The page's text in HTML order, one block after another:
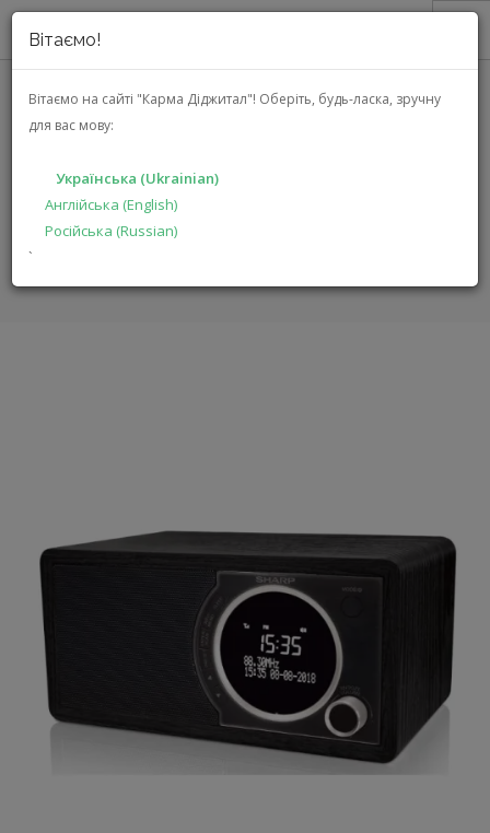
Вітаємо!
Вітаємо на сайті "Карма Діджитал"! Оберіть, будь-ласка, зручну
для вас мову:
Українська (Ukrainian)
Англійська (English)
Російська (Russian)
`
ПРО НАС
АКЦІЇ
РІШЕННЯ
ВИРОБНИКАМ
ГОЛОВНА КАТАЛОГ